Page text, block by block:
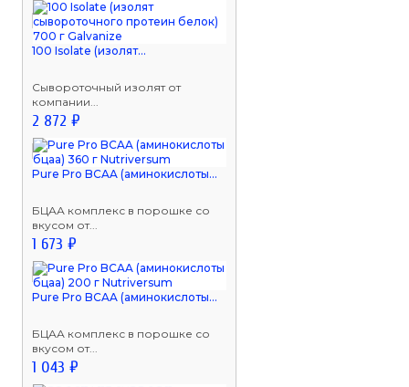
100 Isolate (изолят...
Сывороточный изолят от
компании...
2 872 ₽
Pure Pro BCAA (аминокислоты...
БЦАА комплекс в порошке со
вкусом от...
1 673 ₽
Pure Pro BCAA (аминокислоты...
БЦАА комплекс в порошке со
вкусом от...
1 043 ₽